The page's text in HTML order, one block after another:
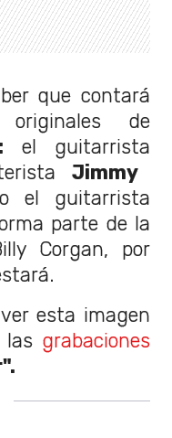
que contará
de
el guitarrista
Jimmy
el guitarrista
parte de la
Corgan, por
esta imagen
las grabaciones